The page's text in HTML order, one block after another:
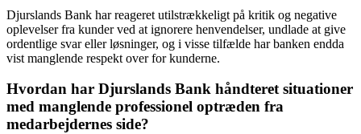
Djurslands Bank har reageret utilstrækkeligt på kritik og negative
oplevelser fra kunder ved at ignorere henvendelser, undlade at give
ordentlige svar eller løsninger, og i visse tilfælde har banken endda
vist manglende respekt over for kunderne.
Hvordan har Djurslands Bank håndteret situationer
med manglende professionel optræden fra
medarbejdernes side?